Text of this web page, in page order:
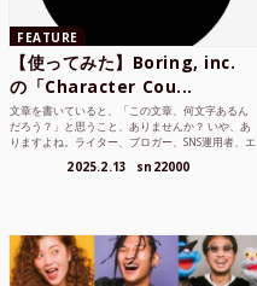
FEATURE
【使ってみた】Boring, inc.
の「Character Cou...
文章を書いていると、「この文章、何文字あるん
だろう？」と思うこと、ありませんか？ いや、あ
りますよね。ライター、ブロガー、SNS運用者、エ
2025.2.13 sn22000